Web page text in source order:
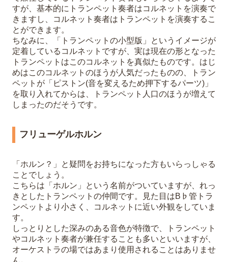
すが、基本的にトランペット奏者はコルネットを演奏で
きますし、コルネット奏者はトランペットを演奏するこ
とができます。
ちなみに、「トランペットの小型版」というイメージが
定着しているコルネットですが、実は現在の形となった
トランペットはこのコルネットを真似たものです。はじ
めはこのコルネットのほうが人気だったものの、トラン
ペットが「ピストン(音を変えるため押下するパーツ)」
を取り入れてからは、トランペット人口のほうが増えて
しまったのだそうです。
フリューゲルホルン
「ホルン？」と疑問をお持ちになった方もいらっしゃる
ことでしょう。
こちらは「ホルン」という名前がついていますが、れっ
きとしたトランペットの仲間です。見た目はB♭管トラ
ンペットより小さく、コルネットに近い外観をしていま
す。
しっとりとした深みのある音色が特徴で、トランペット
やコルネット奏者が兼任することも多いといいますが、
オーケストラの場ではあまり使用されることはありませ
ん。